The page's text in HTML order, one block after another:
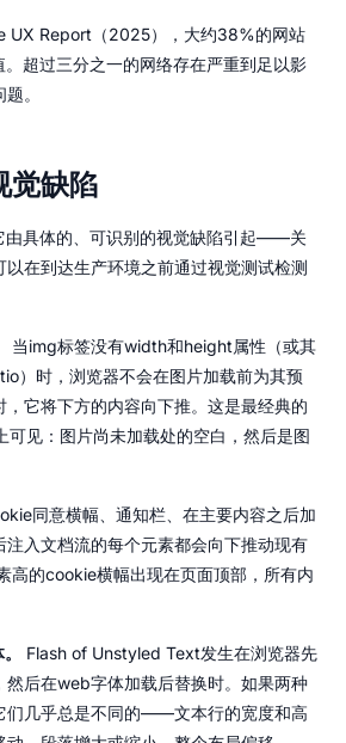
UX Report（2025），大约38%的网站
超过三分之一的网络存在严重到足以影
。
觉缺陷
由具体的、可识别的视觉缺陷引起——关
在到达生产环境之前通过视觉测试检测
当img标签没有width和height属性（或其
）时，浏览器不会在图片加载前为其预
，它将下方的内容向下推。这是最经典的
见：图片尚未加载处的空白，然后是图
同意横幅、通知栏、在主要内容之后加
注入文档流的每个元素都会向下推动现有
高的cookie横幅出现在页面顶部，所有内
Flash of Unstyled Text发生在浏览器先
然后在web字体加载后替换时。如果两种
几乎总是不同的——文本行的宽度和高